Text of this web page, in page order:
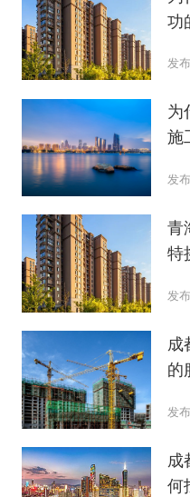
功
发
为
施
发
青
特
发
成
的
发
成
何